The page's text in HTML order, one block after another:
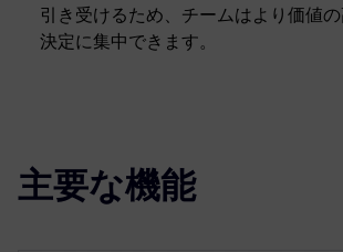
引き受けるため、チームはより価値
決定に集中できます。
主要な機能